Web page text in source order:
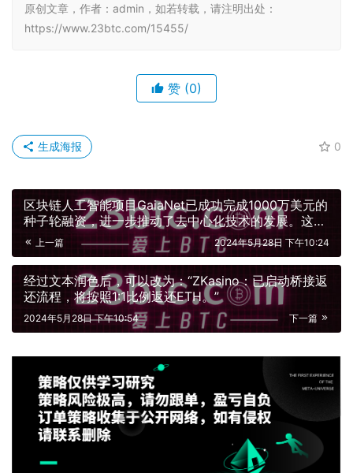
原创文章，作者：admin，如若转载，请注明出处：
https://www.23btc.com/15455/
赞 (0)
0
生成海报
区块链人工智能项目GaiaNet已成功完成1000万美元的
种子轮融资，进一步推动了去中心化技术的发展。这一
融资额的达成，为GaiaNet的发展提供了坚实的基础。
GaiaNet旨在通过整合区块链和人工智能技术，构建一
个去中心化的AI平台，为用户提供安全、高效的智能化
服务。这一项目的成功融资将为GaiaNet的研发、扩展
和市场推广提供有力的支持，进一步推动区块链和人工
智能的融合发展。GaiaNet的融资也反映出市场对去中
心化技术及其在人工智能领域的应用的积极看好，为整
上一篇 2024年5月28日 下午10:24
经过文本润色后，可以改为：“ZKasino：已启动桥接返
还流程，将按照1:1比例返还ETH。”
下一篇
2024年5月28日 下午10:54